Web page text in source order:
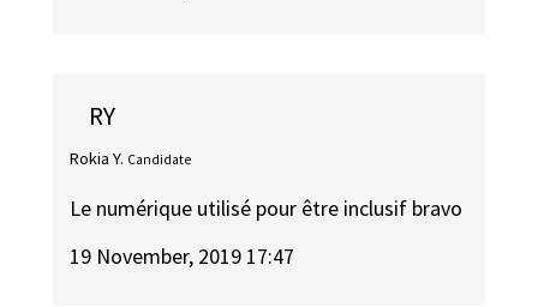
RY
Rokia Y. Candidate
Le numérique utilisé pour être inclusif bravo
19 November, 2019 17:47